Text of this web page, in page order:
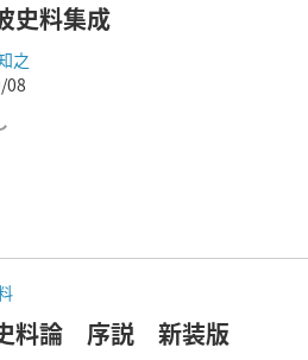
史料集成
之
08
料論 序説 新装版